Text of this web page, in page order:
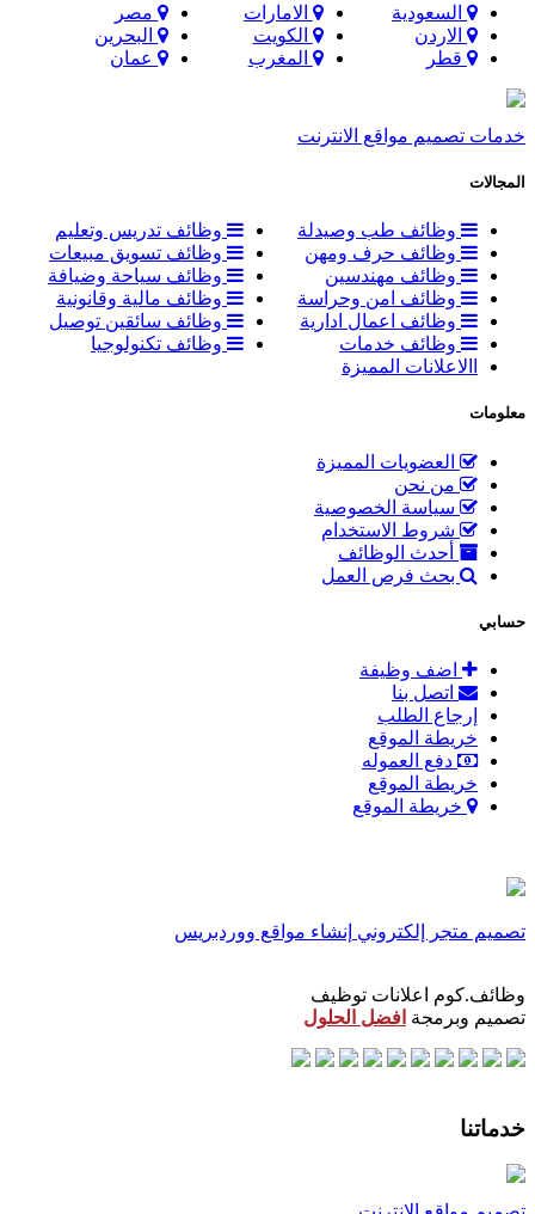
السعودية الامارات
مصر
الاردن
الكويت
البحرين
قطر
المغرب عمان
خدمات تصميم مواقع الانترنت
المجالات
وظائف طب وصيدلة
وظائف تدريس وتعليم
وظائف حرف ومهن
وظائف تسويق مبيعات
وظائف مهندسين
وظائف سياحة وضيافة
وظائف امن وحراسة
وظائف مالية وقانونية
وظائف اعمال ادارية
وظائف سائقين توصيل
وظائف خدمات
وظائف تكنولوجيا
االاعلانات المميزة
معلومات
العضويات المميزة
من نحن
سياسة الخصوصية
شروط الاستخدام
أحدث الوظائف
بحث فرص العمل
حسابي
اضف وظيفة
اتصل بنا
إرجاع الطلب
خريطة الموقع
دفع العموله
خريطة الموقع
خريطة الموقع
تصميم متجر إلكتروني إنشاء مواقع ووردبريس
وظائف.كوم اعلانات توظيف
تصميم وبرمجة افضل الحلول
خدماتنا